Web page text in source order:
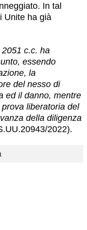
In tal
Unite ha già
2051 c.c. ha
essendo
la
del nesso di
ed il danno, mentre
liberatoria del
della diligenza
2022).